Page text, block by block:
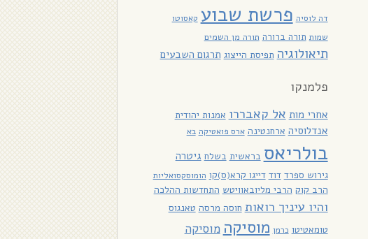
דה לוסיה פרשת שבוע קאסוטו
שמות תורה ברורה תורה מן השמים
תיאולוגיה תפיסת הייצוג תרגום השבעים
פלמנקו
אחרי מות אל קאבררו אמנות יהודית
אנדלוסיה ארחנטינה ארס פואטיקה בא
בולריאס בראשית בשלח גיטרה
גירוש ספרד דוד דייגו קרא(ס)קו הומוסקסואליות
הרב קוק הרבי מליובאוויטש התחדשות ההלכה
והיו עיניך רואות חוסה מרסה טאנגוס
טומאטיטו כרמן מוסיקה מוסיקה